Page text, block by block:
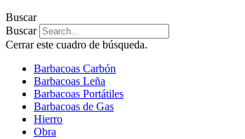
Buscar
Buscar
Cerrar este cuadro de búsqueda.
Barbacoas Carbón
Barbacoas Leña
Barbacoas Portátiles
Barbacoas de Gas
Hierro
Obra